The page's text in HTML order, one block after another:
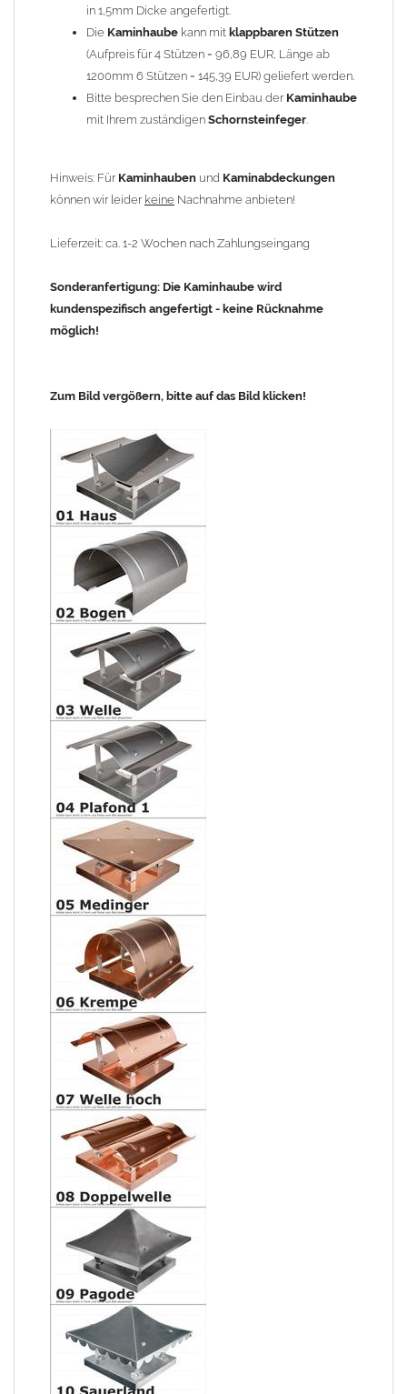
in 1,5mm Dicke angefertigt.
Die Kaminhaube kann mit klappbaren Stützen
(Aufpreis für 4 Stützen = 96,89 EUR, Länge ab
1200mm 6 Stützen = 145,39 EUR) geliefert werden.
Bitte besprechen Sie den Einbau der Kaminhaube
mit Ihrem zuständigen Schornsteinfeger.
Hinweis: Für Kaminhauben und Kaminabdeckungen
können wir leider keine Nachnahme anbieten!
Lieferzeit: ca. 1-2 Wochen nach Zahlungseingang
Sonderanfertigung: Die Kaminhaube wird
kundenspezifisch angefertigt - keine Rücknahme
möglich!
Zum Bild vergößern, bitte auf das Bild klicken!